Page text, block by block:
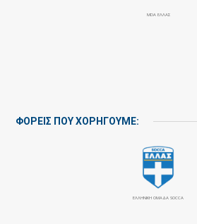
MDA ΕΛΛΑΣ
ΦΟΡΕΙΣ ΠΟΥ ΧΟΡΗΓΟΥΜΕ:
ΕΛΛΗΝΙΚΗ ΟΜΑΔΑ SOCCA